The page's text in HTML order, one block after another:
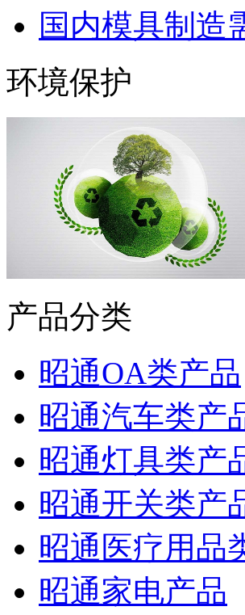
国内模具制造
环境保护
产品分类
昭通OA类产品
昭通汽车类产
昭通灯具类产
昭通开关类产
昭通医疗用品
昭通家电产品